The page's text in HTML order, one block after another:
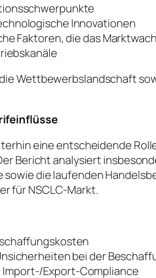
Innovationen
Faktoren, die das
Wettbewerbslandschaft
eine entscheidende
Bericht analysiert
die laufenden
für NSCLC-Markt.
bei der
Export-Compliance